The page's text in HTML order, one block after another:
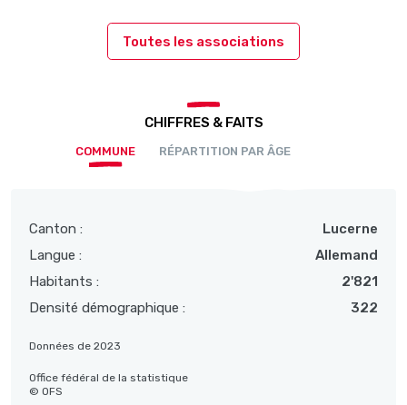
Toutes les associations
CHIFFRES & FAITS
COMMUNE RÉPARTITION PAR ÂGE
Canton :
Lucerne
Langue :
Allemand
Habitants :
2'821
Densité démographique :
322
Données de 2023
Office fédéral de la statistique
© OFS